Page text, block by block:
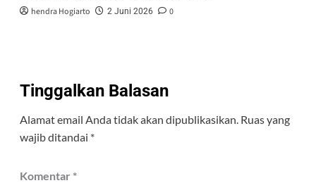
hendra Hogiarto 2 Juni 2026 0
Tinggalkan Balasan
Alamat email Anda tidak akan dipublikasikan. Ruas yang
wajib ditandai *
Komentar *